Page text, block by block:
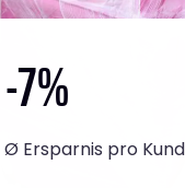
-7%
Ø Ersparnis pro